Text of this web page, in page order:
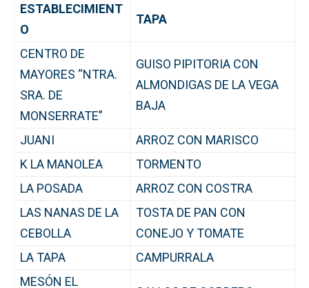
ESTABLECIMIENT
O
TAPA
CENTRO DE
MAYORES “NTRA.
SRA. DE
MONSERRATE”
GUISO PIPITORIA CON
ALMONDIGAS DE LA VEGA
BAJA
JUANI
ARROZ CON MARISCO
K LA MANOLEA
TORMENTO
LA POSADA
ARROZ CON COSTRA
LAS NANAS DE LA
CEBOLLA
TOSTA DE PAN CON
CONEJO Y TOMATE
LA TAPA
CAMPURRALA
MESÓN EL